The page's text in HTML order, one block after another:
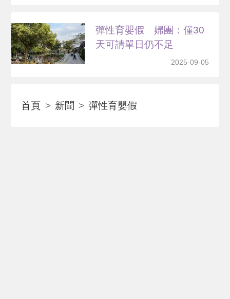
彈性育嬰假 婦團：僅30
天可請單日仍不足
2025-09-05
首頁 新聞 彈性育嬰假